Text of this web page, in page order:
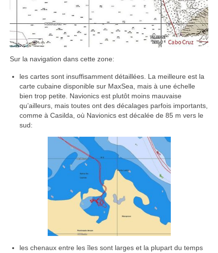
Sur la navigation dans cette zone:
les cartes sont insuffisamment détaillées. La meilleure est la
carte cubaine disponible sur MaxSea, mais à une échelle
bien trop petite. Navionics est plutôt moins mauvaise
qu’ailleurs, mais toutes ont des décalages parfois importants,
comme à Casilda, où Navionics est décalée de 85 m vers le
sud:
les chenaux entre les îles sont larges et la plupart du temps